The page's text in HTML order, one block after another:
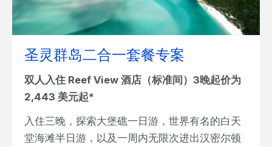
圣灵群岛二合一套餐专案
双人入住 Reef View 酒店（标准间）3晚起价为
2,443 美元起*
入住三晚，探索大堡礁一日游，世界有名的白天
堂海滩半日游，以及一周内无限次进出汉密尔顿